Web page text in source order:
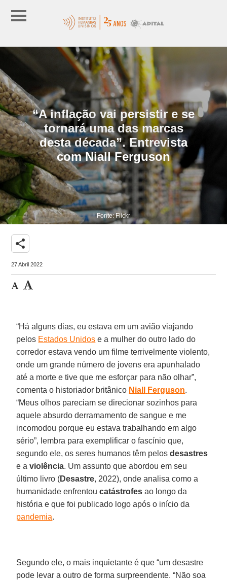
“A inflação vai persistir e se
tornará uma das marcas
desta década”. Entrevista
com Niall Ferguson
Fonte: Flickr
share
27 Abril 2022
“Há alguns dias, eu estava em um avião viajando
pelos Estados Unidos e a mulher do outro lado do
corredor estava vendo um filme terrivelmente violento,
onde um grande número de jovens era apunhalado
até a morte e tive que me esforçar para não olhar”,
comenta o historiador britânico Niall Ferguson.
“Meus olhos pareciam se direcionar sozinhos para
aquele absurdo derramamento de sangue e me
incomodou porque eu estava trabalhando em algo
sério”, lembra para exemplificar o fascínio que,
segundo ele, os seres humanos têm pelosdesastres
e aviolência. Um assunto que abordou em seu
último livro (Desastre, 2022), onde analisa como a
humanidade enfrentoucatástrofes ao longo da
história e que foi publicado logo após o início da
pandemia.
Segundo ele, o mais inquietante é que “um desastre
pode levar a outro de forma surpreendente. “Não soa